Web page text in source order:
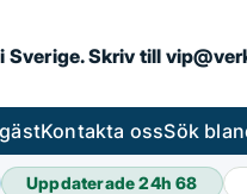
Skriv till
Kontakta ossSök
Uppdaterade 24h68